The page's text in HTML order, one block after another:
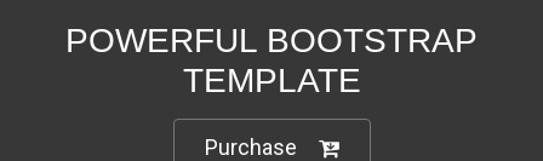
POWERFUL BOOTSTRAP
TEMPLATE
Purchase